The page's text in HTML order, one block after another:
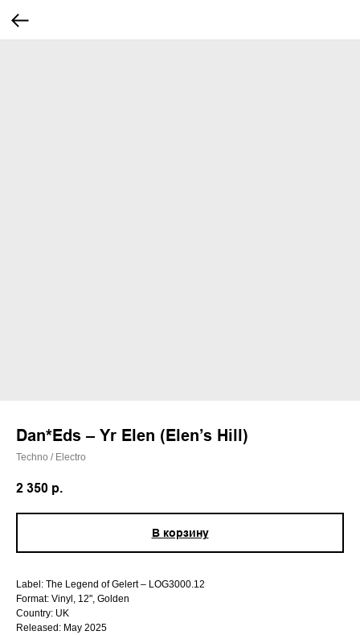
Dan*Eds – Yr Elen (Elen’s Hill)
Techno / Electro
2 350 р.
В корзину
Label: The Legend of Gelert – LOG3000.12
Format: Vinyl, 12", Golden
Country: UK
Released: May 2025